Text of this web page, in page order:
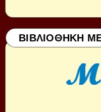
ΒΙΒΛΙΟΘΗΚΗ